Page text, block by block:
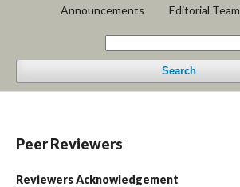
Announcements Editorial Team
Search
Peer Reviewers
Reviewers Acknowledgement